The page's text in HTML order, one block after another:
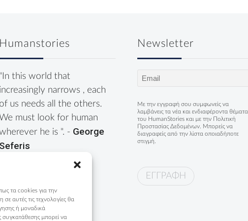
τα cookies για την
αυτές τις τεχνολογίες θα
ή μοναδικά
μπορεί να
Humanstories
"In this world that
increasingly narrows , each
of us needs all the others.
We must look for human
he is ". - George
Seferis
Newsletter
Email
Με την εγγραφή σου συμφωνείς να
λαμβάνεις τα νέα και ενδιαφέροντα θέματα
του HumanStories και με την
Πολιτική
Προστασίας Δεδομένων. Μπορείς να
διαγραφείς από την λίστα οποιαδήποτε
στιγμή.